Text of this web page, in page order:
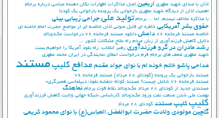
اذان با صدای شهید مطهری اربعین اصل مذاکرات اظهارات تکان دهنده عباسی درباره برجام
اهمیت اذان از دیدگاه شهید مطهری بازخوانی یک پرونده بازخوانی یک کودتا
با مذاکره مخالف نیستم، اما ... برجام تولید ملی جراحی زیبایی بینی
حقوق بشر آمریکایی خاطره ای فایل صوتی اذان خلاصه ای از مواضع حضرت امام خامنه ای
خلاصه مستند فرمانده 76
داعش دانلود مستند فرمانده 76
درخواست مک‌دونالد
دلایل کاهش فرزندآوری از زبان مردم راه علاج مشکلات کشور ...
رشد مادران در گرو فرزندآوری رهبر انقلاب: راه نفوذ آمریکا را خواهیم بست
شهید مطهری ضعف های برجام فرم درخواست اعطای نمایندگی در ایران محمد مطهری
مداحی پاشو خانم خونه ام با نوای جواد مقدم مدافع کلیپ مستند
مستند بازخوانی یک پرونده (کودتای 28 مرداد)
مستند فرمانده 76
مستند فرمانده 76 شامل چیست؟
مستند کوتاه «نقشه نفوذ؛ دیپلماسی همبرگری»
مستندی جدید از کودتای 28 مرداد
مک‌دونالد نقاط قوت برجام نماهنگ
نهضت ملي شدن صنعت نفت ورود مک‌دونالد کارشناس شبکه جهانی ولایت کاهش فرزندآوری
کلیپ کلیپ مستند کودتای 28 مرداد
گلچین مولودی ولادت حضرت ابوالفضل العباس(ع) با نوای محمود کریمی